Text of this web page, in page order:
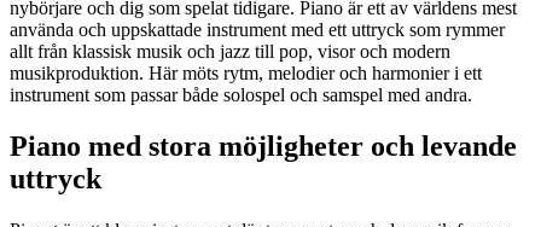
nybörjare och dig som spelat tidigare. Piano är ett av världens mest
använda och uppskattade instrument med ett uttryck som rymmer
allt från klassisk musik och jazz till pop, visor och modern
musikproduktion. Här möts rytm, melodier och harmonier i ett
instrument som passar både solospel och samspel med andra.
Piano med stora möjligheter och levande
uttryck